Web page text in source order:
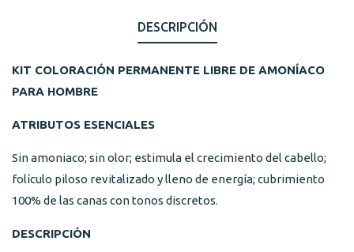
DESCRIPCIÓN
KIT COLORACIÓN PERMANENTE LIBRE DE AMONÍACO
PARA HOMBRE
ATRIBUTOS ESENCIALES
Sin amoniaco; sin olor; estimula el crecimiento del cabello;
folículo piloso revitalizado y lleno de energía; cubrimiento
100% de las canas con tonos discretos.
DESCRIPCIÓN